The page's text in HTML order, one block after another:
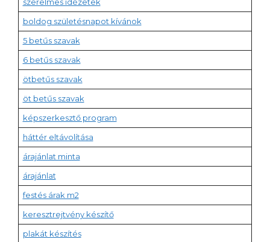
boldog születésnapot kívánok
5 betűs szavak
6 betűs szavak
ötbetűs szavak
öt betűs szavak
képszerkesztő program
háttér eltávolítása
árajánlat minta
árajánlat
festés árak m2
keresztrejtvény készítő
plakát készítés